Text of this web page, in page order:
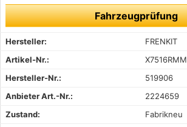
Fahrzeugprüfung
Hersteller:
FRENKIT
Artikel-Nr.:
X7516RMM
Hersteller-Nr.:
519906
Anbieter Art.-Nr.:
2224659
Zustand:
Fabrikneu